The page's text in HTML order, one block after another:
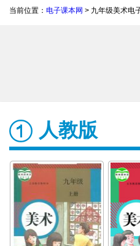
当前位置： 电子课本网 > 九年级美术电
人教版